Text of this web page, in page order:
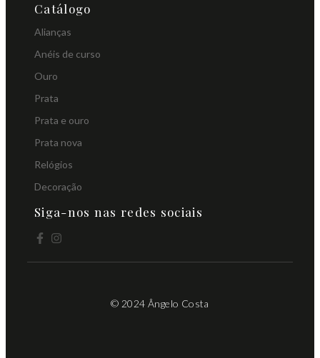
Catálogo
Alianças
Anéis de curso
Ouro
Prata
Prata e ouro
Prata nova
Relógios
Decoração
Siga-nos nas redes sociais
© 2024 Ângelo Costa